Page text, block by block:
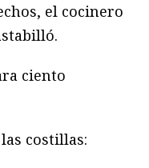
el cocinero
ciento
costillas: